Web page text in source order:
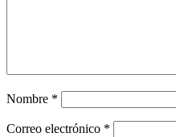
Nombre *
Correo electrónico *